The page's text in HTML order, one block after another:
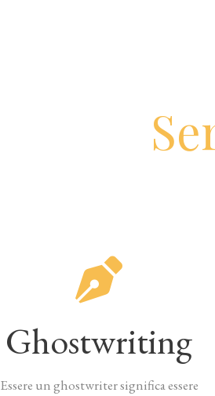
Ghostwriting
Essere un ghostwriter significa essere